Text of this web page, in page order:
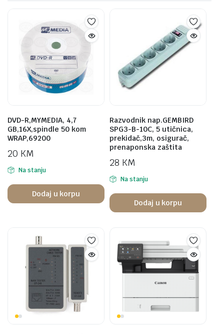
DVD-R,MYMEDIA, 4,7
GB,16X,spindle 50 kom
WRAP,69200
20 KM
Na stanju
Dodaj u korpu
Razvodnik nap.GEMBIRD
SPG3-B-10C, 5 utičnica,
prekidač,3m, osigurač,
prenaponska zaštita
28 KM
Na stanju
Dodaj u korpu